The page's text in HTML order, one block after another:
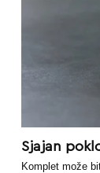
Sjajan
Komplet može